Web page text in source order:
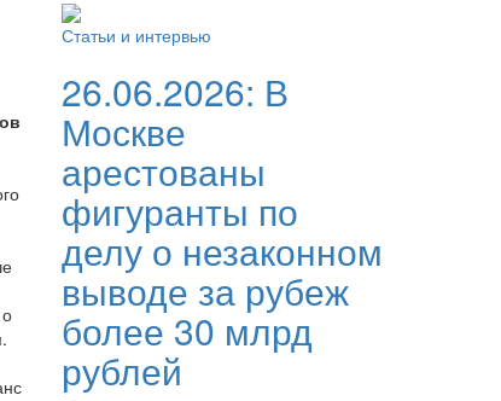
Статьи и интервью
26.06.2026: В
Москве
арестованы
фигуранты по
делу о незаконном
выводе за рубеж
более 30 млрд
рублей